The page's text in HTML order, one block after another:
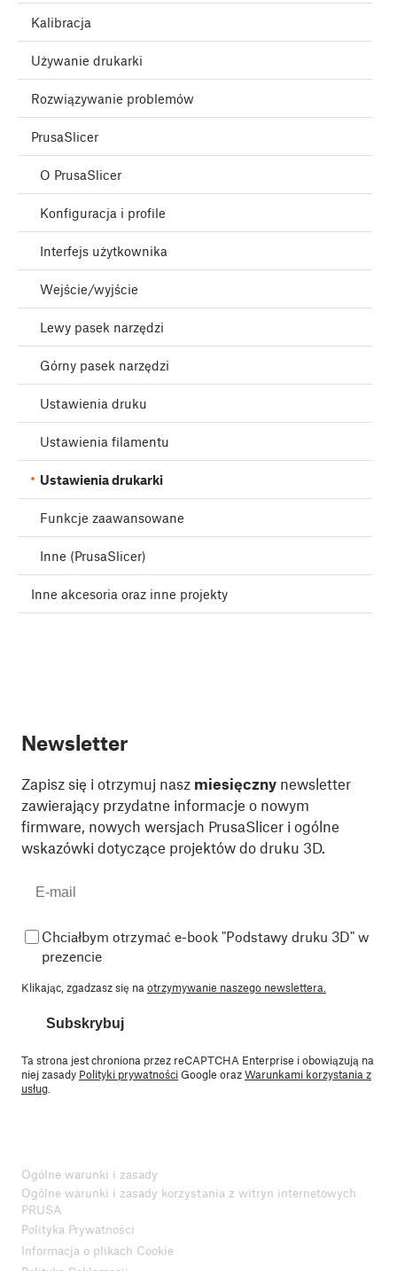
Kalibracja
Używanie drukarki
Rozwiązywanie problemów
PrusaSlicer
O PrusaSlicer
Konfiguracja i profile
Interfejs użytkownika
Wejście/wyjście
Lewy pasek narzędzi
Górny pasek narzędzi
Ustawienia druku
Ustawienia filamentu
Ustawienia drukarki
Funkcje zaawansowane
Inne (PrusaSlicer)
Inne akcesoria oraz inne projekty
Newsletter
Zapisz się i otrzymuj nasz miesięczny newsletter
zawierający przydatne informacje o nowym
firmware, nowych wersjach PrusaSlicer i ogólne
wskazówki dotyczące projektów do druku 3D.
Chciałbym otrzymać e-book "Podstawy druku 3D" w
prezencie
Klikając, zgadzasz się na otrzymywanie naszego newslettera.
Subskrybuj
Ta strona jest chroniona przez reCAPTCHA Enterprise i obowiązują na
niej zasady Polityki prywatnościGoogle orazWarunkami korzystania z
usług
Ogólne warunki i zasady
Ogólne warunki i zasady korzystania z witryn internetowych
PRUSA
Polityka Prywatności
Informacja o plikach Cookie